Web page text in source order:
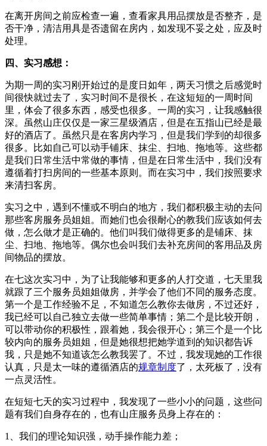
在离开房间之前应检查一遍，查看家具用品摆放是否整齐，是
否干净，清洁用具是否遗留在房内，如发现不妥之处，应及时
处理。
四、实习感想：
为期一周的实习刚开始过的是度日如年，两天习惯之后感觉时
间很快就过去了，实习时间不是很长，在这短短的一周时间
里，体会了很多东西，感受也很多。一周的实习，让我感触很
深。虽然山庄仅仅是一家三星级酒店，但是在五指山已经是最
好的酒店了。虽然只是在客房内学习，但是我们学到的却很多
很多。比如自己可以动手铺床、抹尘、扫地、拖地等。这些都
是我们日常生活中常做的事情，但是在日常生活中，我们没有
遵循着打扫房间的一些基本原则。而在实习中，我们按照要求
来清扫客房。
实习之中，遇到不懂或不明白的地方，我们都积极主动的去问
那些客房服务员姐姐。而她们也会很耐心的教我们应该如何去
做，怎么做才是正确的。他们叫我们做得更多的是铺床、抹
尘、扫地、拖地等。偶尔也会叫我们去补充房间的客用品及房
间物品的摆放。
在七这次实习中，为了让我能够和更多的人打交道，七天里我
就跟了三个服务员姐姐做房，并学会了他们不同的服务态度。
第一个是工作经验不足，不知道怎么教你去做房，不过还好，
我已经可以自己独立去做一些简单事情；第二个是比较开朗，
可以带动你的积极性，跟着她，我会很开心；第三个是一个比
较内向的服务员姐姐，但是她很想把她学道到的知识都告诉
我，只是她不知道该怎么教我罢了。不过，我发现她的工作很
认真，只是太一味的遵循酒店的规章制度了，太死板了，没有
一点灵活性。
在短短七天的实习过程中，我发现了一些小小的问题，这些问
题有我们自身存在的，也有山庄服务员身上存在的：
1、我们的理论知识强，动手操作能力差；